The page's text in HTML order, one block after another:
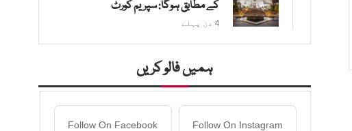
کے مطابق ہوگا: سپریم کورٹ
4 دن پہلے
ہمیں فالو کریں
Follow On Instagram
Follow On Facebook